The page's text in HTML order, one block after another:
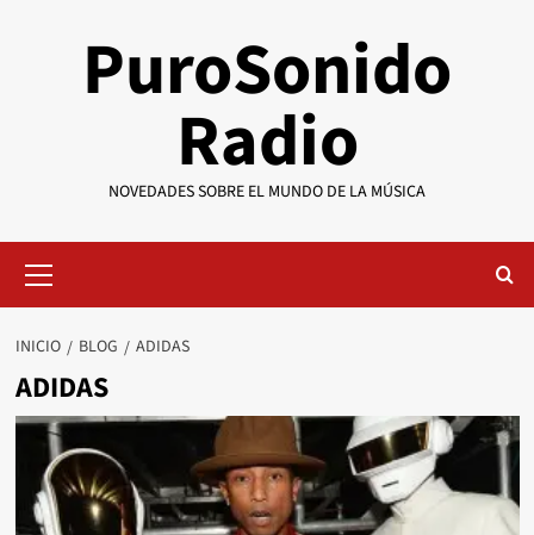
PuroSonido
Radio
NOVEDADES SOBRE EL MUNDO DE LA MÚSICA
primario
INICIO BLOG ADIDAS
ADIDAS